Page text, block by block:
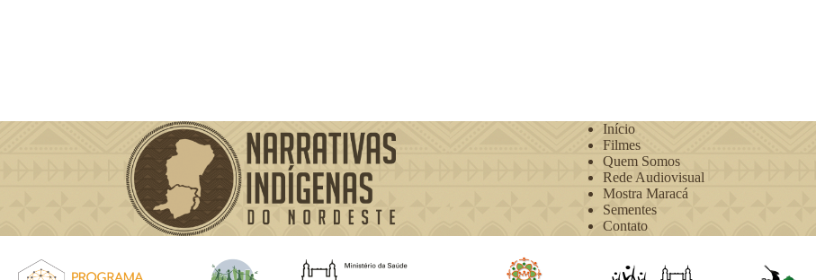
Início
Filmes
Quem Somos
Rede Audiovisual
Mostra Maracá
Sementes
Contato